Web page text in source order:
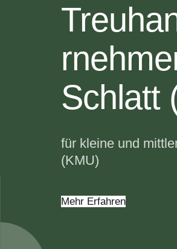
Schlatt
für kleine und
(KMU)
Mehr Erfahren